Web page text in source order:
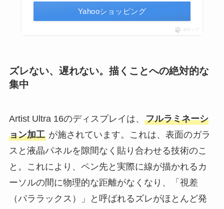
Yahooショッピング
ポチップ
ズレない、遅れない。描くことへの絶対的な
集中
Artist Ultra 16のディスプレイは、 フルラミネーシ
ョン加工が施されています。これは、表面のガラ
スと液晶パネルを隙間なく貼り合わせる技術のこ
と。これにより、ペン先と実際に線が描かれるカ
ーソルの間に物理的な距離がなくなり、「視差
（パララックス）」と呼ばれるズレがほとんど発